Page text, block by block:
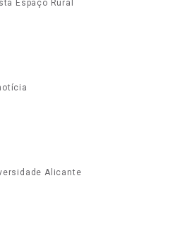
Espaço Rural
Alicante